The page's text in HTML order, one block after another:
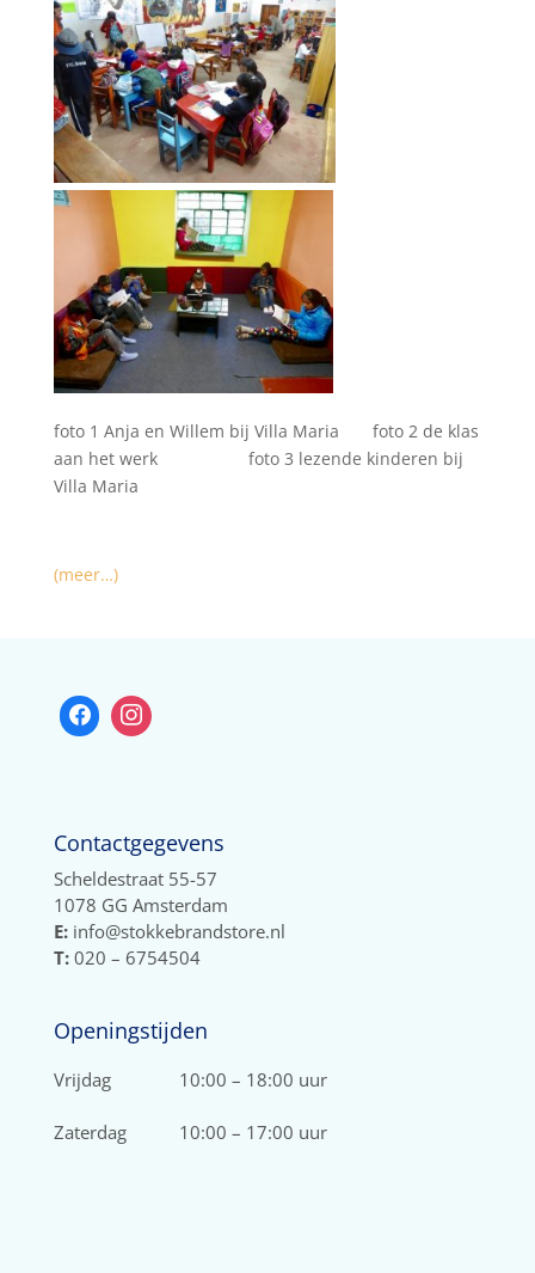
foto 1 Anja en Willem bij Villa Maria foto 2 de klas
aan het werk foto 3 lezende kinderen bij
Villa Maria
(meer…)
Contactgegevens
Scheldestraat 55-57
1078 GG Amsterdam
E:info@stokkebrandstore.nl
T:020 – 6754504
Openingstijden
Vrijdag 10:00 – 18:00 uur
Zaterdag 10:00 – 17:00 uur